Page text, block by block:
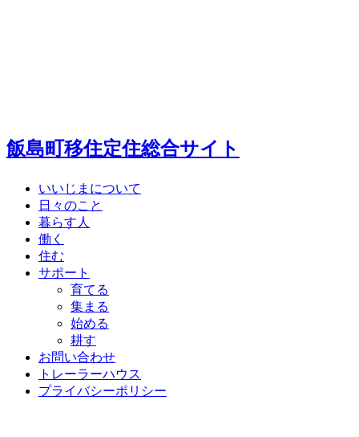
飯島町移住定住総合サイト
いいじまについて
日々のこと
暮らす人
働く
住む
サポート
育てる
集まる
始める
耕す
お問い合わせ
トレーラーハウス
プライバシーポリシー